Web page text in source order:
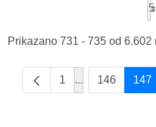
5
Prikazano 731 - 735 od 6.602
1 ...Intermediate
146 147